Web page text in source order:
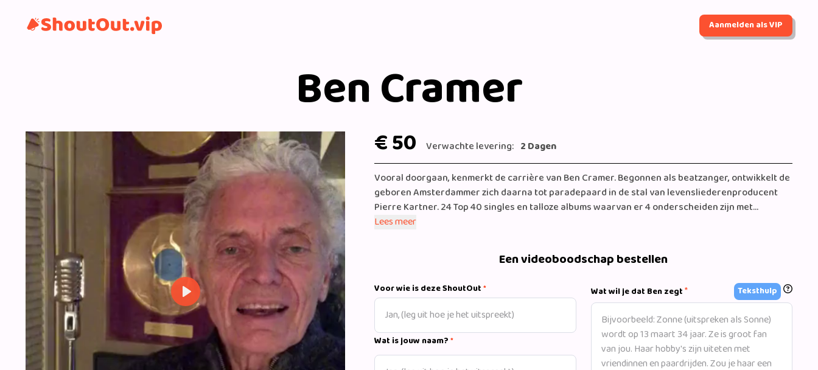
Aanmelden als VIP
Ben Cramer
Play
€ 50 Verwachte levering: 2 Dagen
Vooral doorgaan, kenmerkt de carrière van Ben Cramer. Begonnen als beatzanger, ontwikkelt de
geboren Amsterdammer zich daarna tot paradepaard in de stal van levensliederenproducent
Pierre Kartner. 24 Top 40 singles en talloze albums waarvan er 4 onderscheiden zijn met
„GOUD”.Zo was Ben tussen 1967 en 1980 de meest gevraagde artiest van Nederland en stond hij
Lees meer
Een videoboodschap bestellen
Voor wie is deze ShoutOut*
Wat is jouw naam?*
Wat wil je dat Ben zegt* Teksthulp